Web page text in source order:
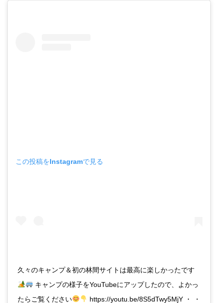
この投稿をInstagramで見る
久々のキャンプ＆初の林間サイトは最高に楽しかったです
キャンプの様子をYouTubeにアップしたので、よかっ
たらご覧ください
https://youtu.be/8S5dTwy5MjY ・ ・